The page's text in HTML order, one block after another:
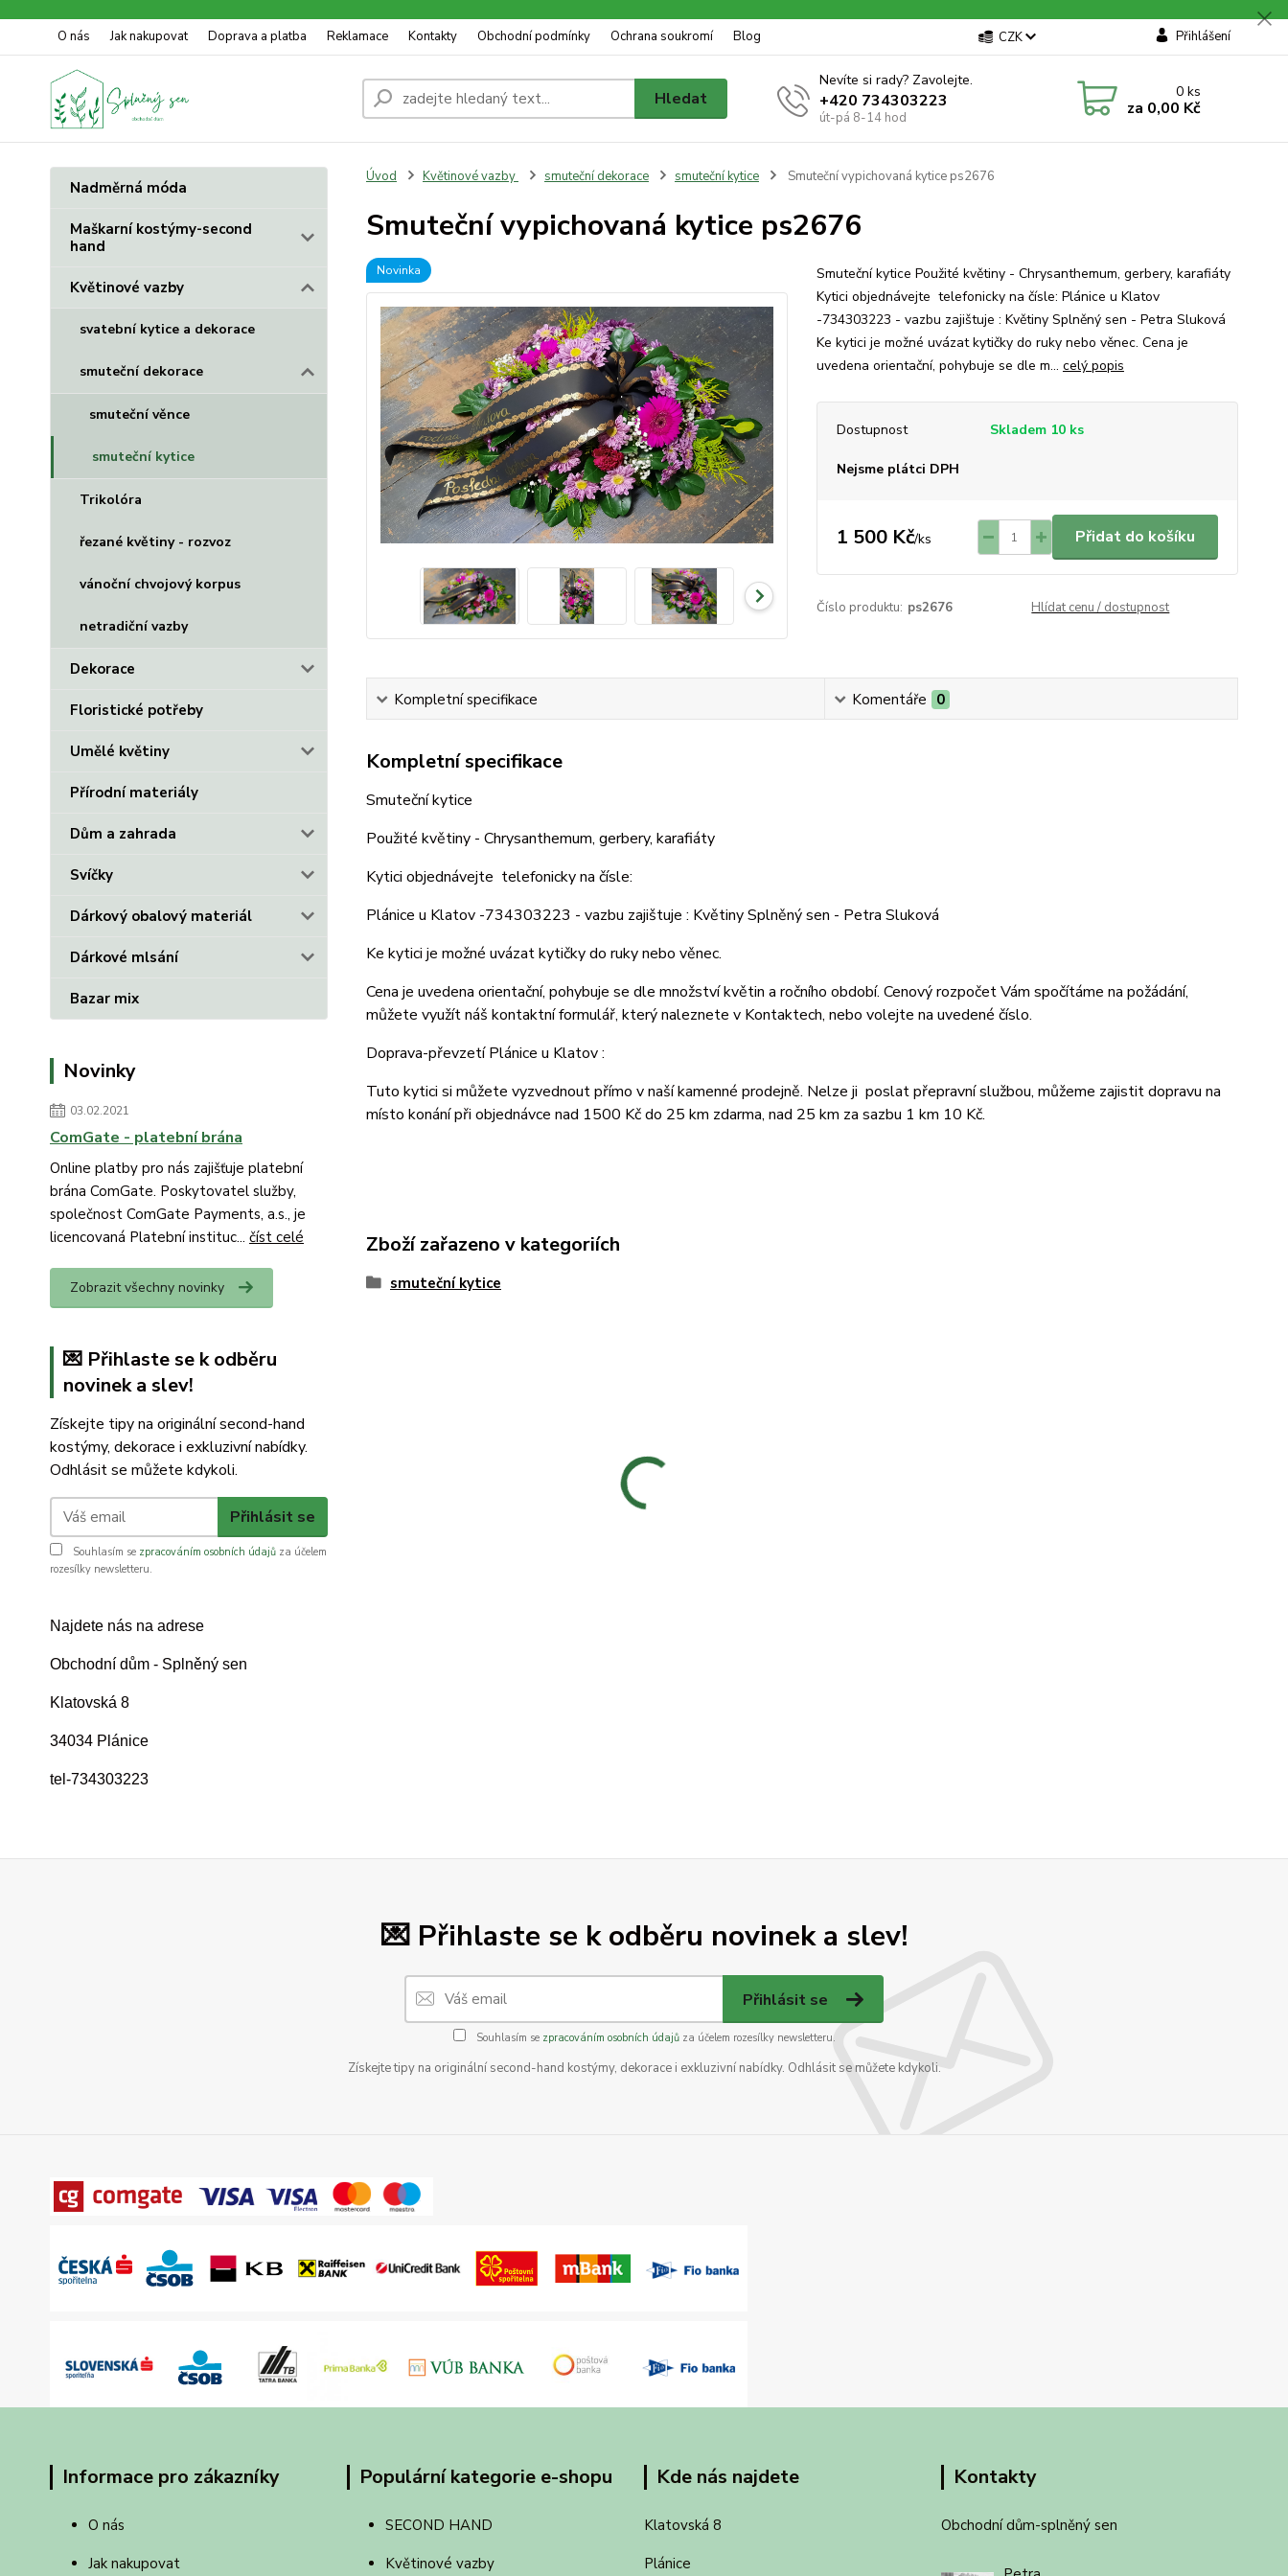
O nás Jak nakupovat Doprava a platba Reklamace Kontakty Obchodní podmínky Ochrana soukromí Blog CZK Přihlášení
Hledat
Nevíte si rady? Zavolejte.
+420 734303223
út-pá 8-14 hod
0ks
za 0,00 Kč
Nadměrná móda
Maškarní kostýmy-second
hand
Květinové vazby
svatební kytice a dekorace
smuteční dekorace
smuteční věnce
smuteční kytice
Trikolóra
řezané květiny - rozvoz
vánoční chvojový korpus
netradiční vazby
Dekorace
Floristické potřeby
Umělé květiny
Přírodní materiály
Dům a zahrada
Svíčky
Dárkový obalový materiál
Dárkové mlsání
Bazar mix
Novinky
03.02.2021
ComGate - platební brána
Online platby pro nás zajišťuje platební
brána ComGate. Poskytovatel služby,
společnost ComGate Payments, a.s., je
licencovaná Platební instituc... číst celé
Zobrazit všechny novinky
💌 Přihlaste se k odběru
novinek a slev!
Získejte tipy na originální second-hand
kostýmy, dekorace i exkluzivní nabídky.
Odhlásit se můžete kdykoli.
Přihlásit se
Souhlasím se zpracováním osobních údajů za účelem
rozesílky newsletteru.
Najdete nás na adrese
Obchodní dům - Splněný sen
Klatovská 8
34034 Plánice
tel-734303223
Úvod Květinové vazby smuteční dekorace smuteční kytice Smuteční vypichovaná kytice ps2676
Smuteční vypichovaná kytice ps2676
Novinka
Smuteční kytice Použité květiny - Chrysanthemum, gerbery, karafiáty
Kytici objednávejte telefonicky na čísle: Plánice u Klatov
-734303223 - vazbu zajištuje : Květiny Splněný sen - Petra Sluková
Ke kytici je možné uvázat kytičky do ruky nebo věnec. Cena je
uvedena orientační, pohybuje se dle m... celý popis
Dostupnost Skladem 10 ks
Nejsme plátci DPH
1 500 Kč/ks Přidat do košíku
Číslo produktu: ps2676 Hlídat cenu / dostupnost
Kompletní specifikace Komentáře 0
Kompletní specifikace
Smuteční kytice
Použité květiny - Chrysanthemum, gerbery, karafiáty
Kytici objednávejte telefonicky na čísle:
Plánice u Klatov -734303223 - vazbu zajištuje : Květiny Splněný sen - Petra Sluková
Ke kytici je možné uvázat kytičky do ruky nebo věnec.
Cena je uvedena orientační, pohybuje se dle množství květin a ročního období. Cenový rozpočet Vám spočítáme na požádání,
můžete využít náš kontaktní formulář, který naleznete v Kontaktech, nebo volejte na uvedené číslo.
Doprava-převzetí Plánice u Klatov :
Tuto kytici si můžete vyzvednout přímo v naší kamenné prodejně. Nelze ji poslat přepravní službou, můžeme zajistit dopravu na
místo konání při objednávce nad 1500 Kč do 25 km zdarma, nad 25 km za sazbu 1 km 10 Kč.
Zboží zařazeno v kategoriích
smuteční kytice
💌 Přihlaste se k odběru novinek a slev!
Přihlásit se
Souhlasím se zpracováním osobních údajůza účelem rozesílky newsletteru.
Získejte tipy na originální second-hand kostýmy, dekorace i exkluzivní nabídky. Odhlásit se můžete kdykoli.
Informace pro zákazníky
O nás
Jak nakupovat
Populární kategorie e-shopu
SECOND HAND
Květinové vazby
Kde nás najdete
Klatovská 8
Plánice
Kontakty
Obchodní dům-splněný sen